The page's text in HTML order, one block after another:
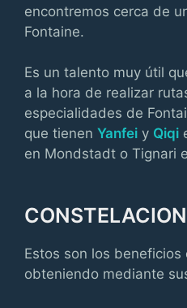
encontremos cerca de
Fontaine.
Es un talento muy útil
a la hora de realizar
especialidades de
que tienen Yanfei y Qiqi
en Mondstadt o Tignari
Estos son los beneficios
obteniendo mediante